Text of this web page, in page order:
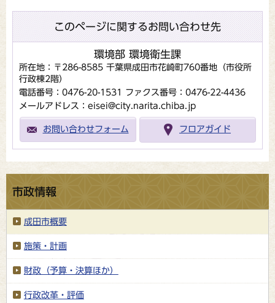
このページに関するお問い合わせ先
環境部 環境衛生課
所在地：〒286-8585 千葉県成田市花崎町760番地（市役所
行政棟2階）
電話番号：0476-20-1531
ファクス番号：0476-22-4436
メールアドレス：eisei@city.narita.chiba.jp
お問い合わせフォーム フロアガイド
市政情報
成田市概要
施策・計画
財政（予算・決算ほか）
行政改革・評価